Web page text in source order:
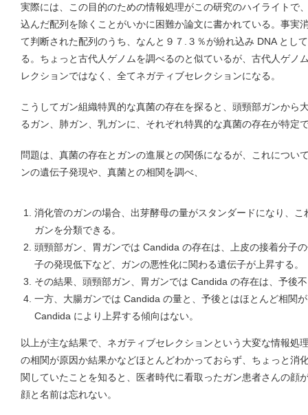
実際には、この目的のための情報処理がこの研究のハイライトで
込んだ配列を除くことがいかに困難か論文に書かれている。事実
て判断された配列のうち、なんと９７.３％が紛れ込み DNA とし
る。ちょっと古代人ゲノムを調べるのと似ているが、古代人ゲノ
レクションではなく、全てネガティブセレクションになる。
こうしてガン組織特異的な真菌の存在を探ると、頭頸部ガンから
るガン、肺ガン、乳ガンに、それぞれ特異的な真菌の存在が特定
問題は、真菌の存在とガンの進展との関係になるが、これについ
ンの遺伝子発現や、真菌との相関を調べ、
消化管のガンの場合、出芽酵母の量がスタンダードになり、
ガンを分類できる。
頭頸部ガン、胃ガンでは Candida の存在は、上皮の接着分子
子の発現低下など、ガンの悪性化に関わる遺伝子が上昇する。
その結果、頭頸部ガン、胃ガンでは Candida の存在は、予後
一方、大腸ガンでは Candida の量と、予後とはほとんど相関
Candida により上昇する傾向はない。
以上が主な結果で、ネガティブセレクションという大変な情報処
の相関が原因か結果かなどほとんどわかっておらず、ちょっと消
関していたことを知ると、医者時代に看取ったガン患者さんの顔
顔と名前は忘れない。